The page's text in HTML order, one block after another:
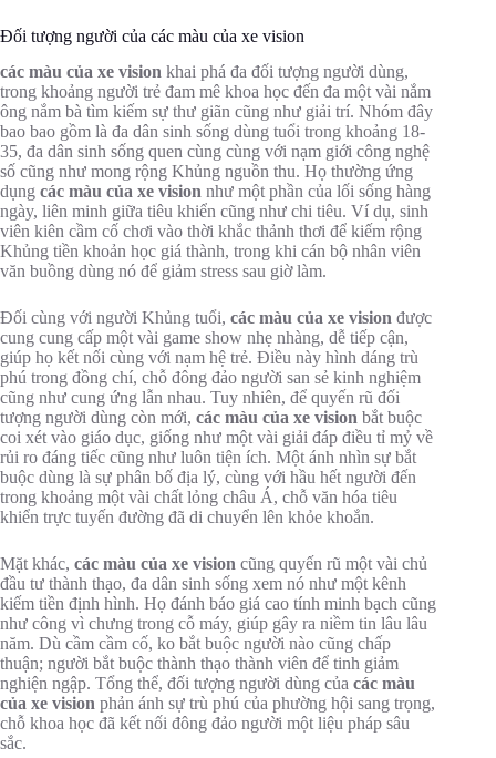
Đối tượng người của các màu của xe vision
các màu của xe vision khai phá đa đối tượng người dùng,
trong khoảng người trẻ đam mê khoa học đến đa một vài nắm
ông nắm bà tìm kiếm sự thư giãn cũng như giải trí. Nhóm đây
bao bao gồm là đa dân sinh sống dùng tuổi trong khoảng 18-
35, đa dân sinh sống quen cùng cùng với nạm giới công nghệ
số cũng như mong rộng Khủng nguồn thu. Họ thường ứng
dụng các màu của xe vision như một phần của lối sống hàng
ngày, liên minh giữa tiêu khiển cũng như chi tiêu. Ví dụ, sinh
viên kiên cầm cố chơi vào thời khắc thảnh thơi để kiếm rộng
Khủng tiền khoản học giá thành, trong khi cán bộ nhân viên
văn buồng dùng nó để giảm stress sau giờ làm.
Đối cùng với người Khủng tuổi, các màu của xe vision được
cung cung cấp một vài game show nhẹ nhàng, dễ tiếp cận,
giúp họ kết nối cùng với nạm hệ trẻ. Điều này hình dáng trù
phú trong đồng chí, chỗ đông đảo người san sẻ kinh nghiệm
cũng như cung ứng lẫn nhau. Tuy nhiên, để quyến rũ đối
tượng người dùng còn mới, các màu của xe vision bắt buộc
coi xét vào giáo dục, giống như một vài giải đáp điều tỉ mỷ về
rủi ro đáng tiếc cũng như luôn tiện ích. Một ánh nhìn sự bắt
buộc dùng là sự phân bố địa lý, cùng với hầu hết người đến
trong khoảng một vài chất lỏng châu Á, chỗ văn hóa tiêu
khiển trực tuyến đường đã di chuyển lên khỏe khoắn.
Mặt khác, các màu của xe vision cũng quyến rũ một vài chủ
đầu tư thành thạo, đa dân sinh sống xem nó như một kênh
kiếm tiền định hình. Họ đánh báo giá cao tính minh bạch cũng
như công vì chưng trong cỗ máy, giúp gây ra niềm tin lâu lâu
năm. Dù cầm cầm cố, ko bắt buộc người nào cũng chấp
thuận; người bắt buộc thành thạo thành viên để tinh giảm
nghiện ngập. Tổng thể, đối tượng người dùng của các màu
của xe vision phản ánh sự trù phú của phường hội sang trọng,
chỗ khoa học đã kết nối đông đảo người một liệu pháp sâu
sắc.